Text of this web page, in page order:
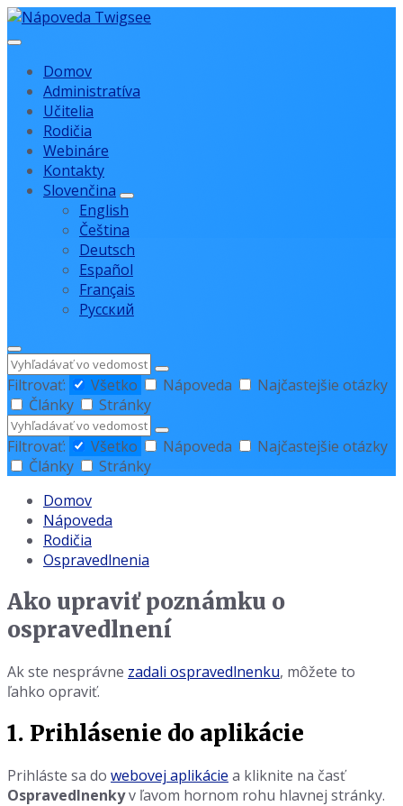
Preskočiť
na
Preskočiť
na
Preskočiť
na
Domov
Administratíva
Učitelia
Rodičia
Webináre
Kontakty
Slovenčina
English
Čeština
Deutsch
Español
Français
Русский
Hľadať
Filtrovať:
Všetko Nápoveda
Najčastejšie otázky
Články
Stránky
Hľadať
Filtrovať:
Všetko Nápoveda
Najčastejšie otázky
Články
Stránky
Domov
Nápoveda
Rodičia
Ospravedlnenia
Ako upraviť poznámku o
ospravedlnení
Ak ste nesprávne zadali ospravedlnenku, môžete to
ľahko opraviť.
1. Prihlásenie do aplikácie
Prihláste sa do webovej aplikácie a kliknite na časť
Ospravedlnenkyv ľavom hornom rohu hlavnej stránky.